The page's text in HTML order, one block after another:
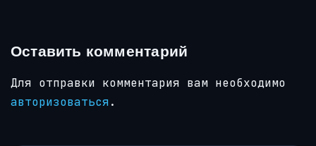
Оставить комментарий
Для отправки комментария вам необходимо
авторизоваться.